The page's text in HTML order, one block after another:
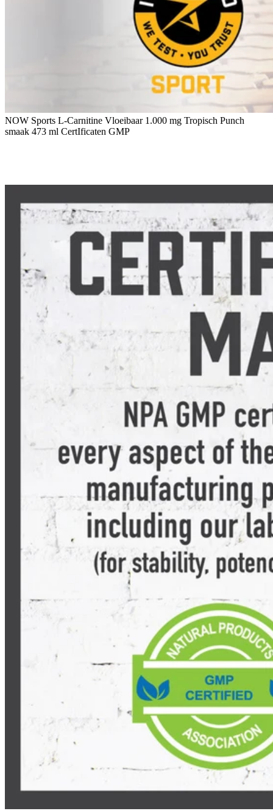
NOW Sports L-Carnitine Vloeibaar 1.000 mg Tropisch Punch
smaak 473 ml CertIficaten GMP